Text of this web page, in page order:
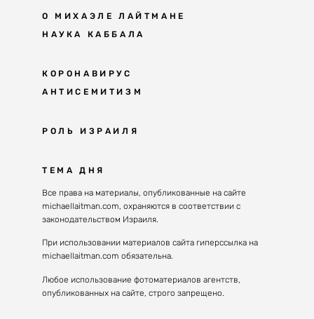
О МИХАЭЛЕ ЛАЙТМАНЕ
НАУКА КАББАЛА
Мудрость каббалы
Каббала сегодня
Великие каббалисты
Духовные состояния
Конгрессы каббалы
Каббалистическая музыка
Духовные состояния
КОРОНАВИРУС
АНТИСЕМИТИЗМ
Антисемитизм в современном мире
Решение
РОЛЬ ИЗРАИЛЯ
Почему евреи
Израиль сегодня
Избраны служить миру
ТЕМА ДНЯ
Все права на материалы, опубликованные на сайте
michaellaitman.com, охраняются в соответствии с
законодательством Израиля.
При использовании материалов сайта гиперссылка на
michaellaitman.com обязательна.
Любое использование фотоматериалов агентств,
опубликованных на сайте, строго запрещено.